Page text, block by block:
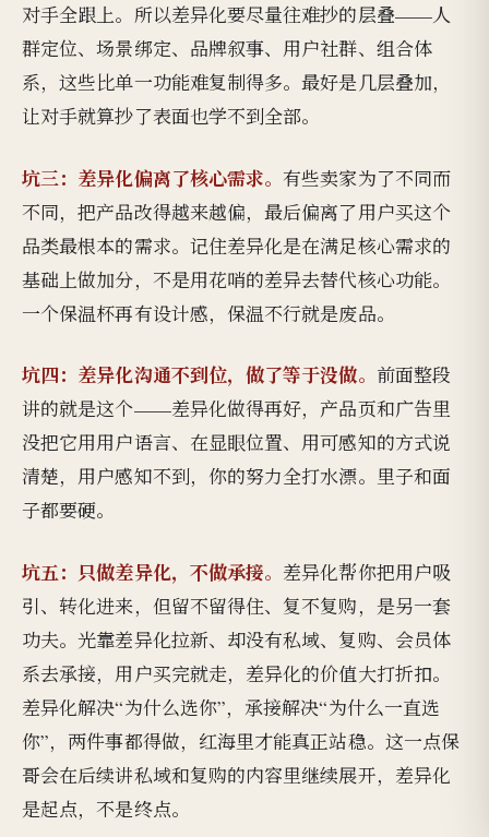
对手全跟上。所以差异化要尽量往难抄的层叠——人
群定位、场景绑定、品牌叙事、用户社群、组合体
系，这些比单一功能难复制得多。最好是几层叠加，
让对手就算抄了表面也学不到全部。
坑三：差异化偏离了核心需求。有些卖家为了不同而
不同，把产品改得越来越偏，最后偏离了用户买这个
品类最根本的需求。记住差异化是在满足核心需求的
基础上做加分，不是用花哨的差异去替代核心功能。
一个保温杯再有设计感，保温不行就是废品。
坑四：差异化沟通不到位，做了等于没做。 前面整段
讲的就是这个——差异化做得再好，产品页和广告里
没把它用用户语言、在显眼位置、用可感知的方式说
清楚，用户感知不到，你的努力全打水漂。里子和面
子都要硬。
坑五：只做差异化，不做承接。 差异化帮你把用户吸
引、转化进来，但留不留得住、复不复购，是另一套
功夫。光靠差异化拉新、却没有私域、复购、会员体
系去承接，用户买完就走，差异化的价值大打折扣。
差异化解决“为什么选你”，承接解决“为什么一直选
你”，两件事都得做，红海里才能真正站稳。这一点保
哥会在后续讲私域和复购的内容里继续展开，差异化
是起点，不是终点。